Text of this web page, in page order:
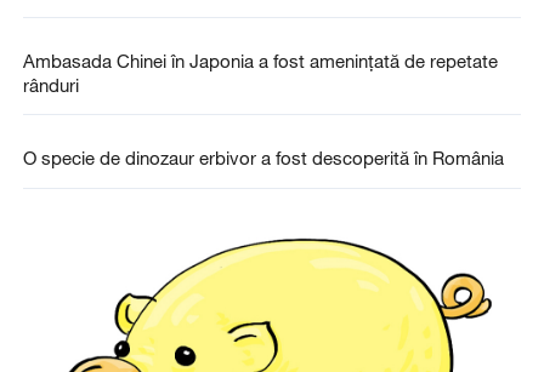
Ambasada Chinei în Japonia a fost amenințată de repetate
rânduri
O specie de dinozaur erbivor a fost descoperită în România